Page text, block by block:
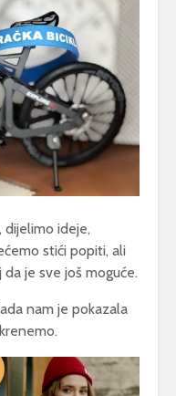
ideje,
stići popiti, ali
je sve još moguće.
nam je pokazala